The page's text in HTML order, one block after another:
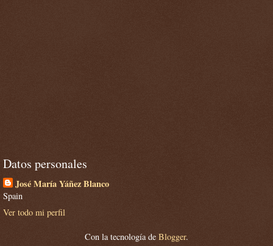
Datos personales
José María Yáñez Blanco
Spain
Ver todo mi perfil
Con la tecnología de Blogger.